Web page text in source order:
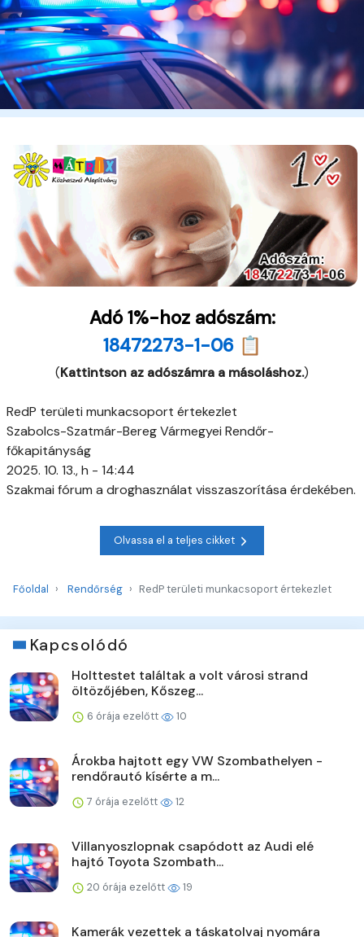
Adó 1%-hoz adószám:
18472273-1-06 📋
(Kattintson az adószámra a másoláshoz.)
RedP területi munkacsoport értekezlet
Szabolcs-Szatmár-Bereg Vármegyei Rendőr-
főkapitányság
2025. 10. 13., h - 14:44
Szakmai fórum a droghasználat visszaszorítása érdekében.
Olvassa el a teljes cikket
Főoldal Rendőrség RedP területi munkacsoport értekezlet
Kapcsolódó
Holttestet találtak a volt városi strand
öltözőjében, Kőszeg...
6 órája ezelőtt 10
Árokba hajtott egy VW Szombathelyen -
rendőrautó kísérte a m...
7 órája ezelőtt 12
Villanyoszlopnak csapódott az Audi elé
hajtó Toyota Szombath...
20 órája ezelőtt 19
Kamerák vezettek a táskatolvaj nyomára